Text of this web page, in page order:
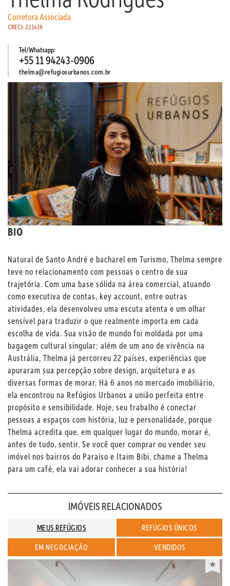
Corretora Associada
CRECI: 221416
Tel/Whatsapp:
+55 11 94243-0906
thelma@refugiosurbanos.com.br
BIO
Natural de Santo André e bacharel em Turismo, Thelma sempre
teve no relacionamento com pessoas o centro de sua
trajetória. Com uma base sólida na área comercial, atuando
como executiva de contas, key account, entre outras
atividades, ela desenvolveu uma escuta atenta e um olhar
sensível para traduzir o que realmente importa em cada
escolha de vida. Sua visão de mundo foi moldada por uma
bagagem cultural singular: além de um ano de vivência na
Austrália, Thelma já percorreu 22 países, experiências que
apuraram sua percepção sobre design, arquitetura e as
diversas formas de morar. Há 6 anos no mercado imobiliário,
ela encontrou na Refúgios Urbanos a união perfeita entre
propósito e sensibilidade. Hoje, seu trabalho é conectar
pessoas a espaços com história, luz e personalidade, porque
Thelma acredita que, em qualquer lugar do mundo, morar é,
antes de tudo, sentir. Se você quer comprar ou vender seu
imóvel nos bairros do Paraíso e Itaim Bibi, chame a Thelma
para um café, ela vai adorar conhecer a sua história!
IMÓVEIS RELACIONADOS
MEUS REFÚGIOS
REFÚGIOS ÚNICOS
EM NEGOCIAÇÃO
VENDIDOS